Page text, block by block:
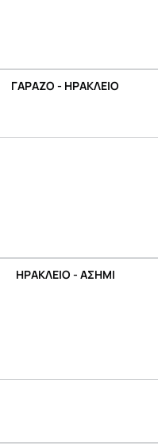
ΓΑΡΑΖΟ - ΗΡΑΚΛΕΙΟ
ΗΡΑΚΛΕΙΟ - ΑΣΗΜΙ